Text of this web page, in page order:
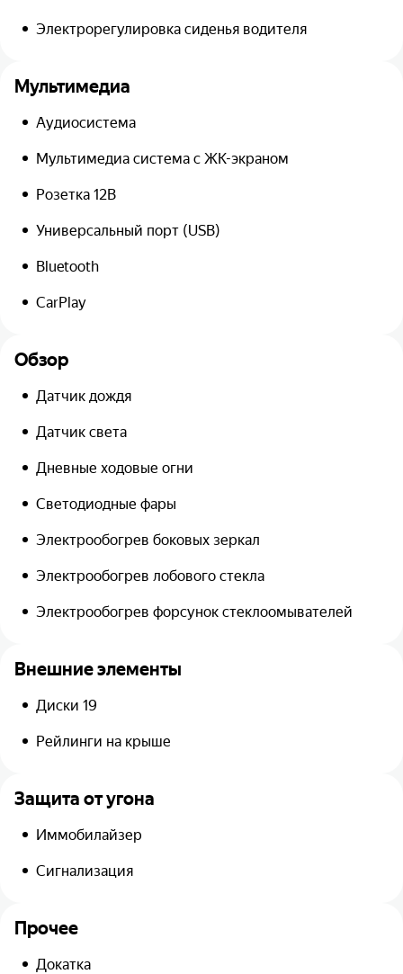
Электрорегулировка сиденья водителя
Мультимедиа
Аудиосистема
Мультимедиа система с ЖК-экраном
Розетка 12В
Универсальный порт (USB)
Bluetooth
CarPlay
Обзор
Датчик дождя
Датчик света
Дневные ходовые огни
Светодиодные фары
Электрообогрев боковых зеркал
Электрообогрев лобового стекла
Электрообогрев форсунок стеклоомывателей
Внешние элементы
Диски 19
Рейлинги на крыше
Защита от угона
Иммобилайзер
Сигнализация
Прочее
Докатка